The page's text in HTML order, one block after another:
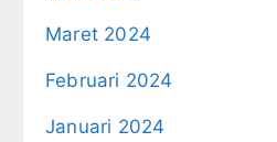
Maret 2024
Februari 2024
Januari 2024